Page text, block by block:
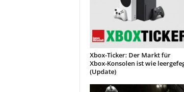
Xbox-Ticker: Der Markt für
Xbox-Konsolen ist wie
(Update)